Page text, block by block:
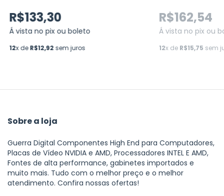
R$133,30
Á vista no pix ou boleto
12x deR$12,92 sem juros
R$162,54
Á vista no pix ou
12x de R$15,75 sem
Sobre a loja
Guerra Digital Componentes High End para Computadores,
Placas de Vídeo NVIDIA e AMD, Processadores INTEL E AMD,
Fontes de alta performance, gabinetes importados e
muito mais. Tudo com o melhor preço e o melhor
atendimento. Confira nossas ofertas!